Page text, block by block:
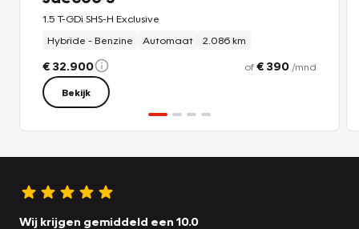
1.5 T-GDi SHS-H Exclusive
Hybride - Benzine
Automaat 2.086 km
€ 32.900 of€ 390 /mnd
Bekijk
Wij krijgen gemiddeld een 10.0